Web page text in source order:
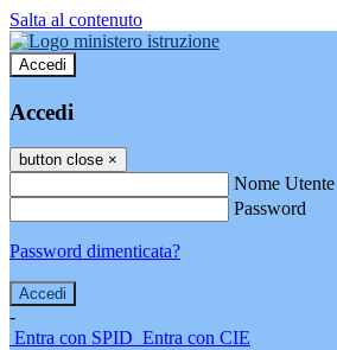
Salta al contenuto
Accedi
Accedi
button close ×
Nome Utente
Password
Password dimenticata?
-
Entra con SPID Entra con CIE